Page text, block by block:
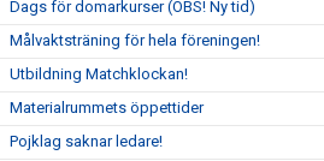
Dags för domarkurser (OBS! Ny tid)
Målvaktsträning för hela föreningen!
Utbildning Matchklockan!
Materialrummets öppettider
Pojklag saknar ledare!